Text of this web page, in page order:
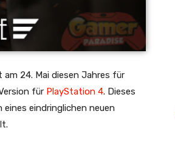
24. Mai diesen Jahres für
für PlayStation 4. Dieses
eines eindringlichen neuen